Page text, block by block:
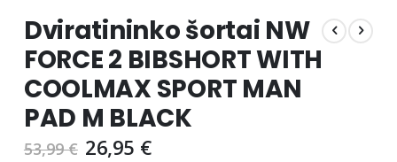
to
the
beginning
of
the
images
Dviratininko šortai NW
FORCE 2 BIBSHORT WITH
COOLMAX SPORT MAN
PAD M BLACK
53,99 € 26,95 €